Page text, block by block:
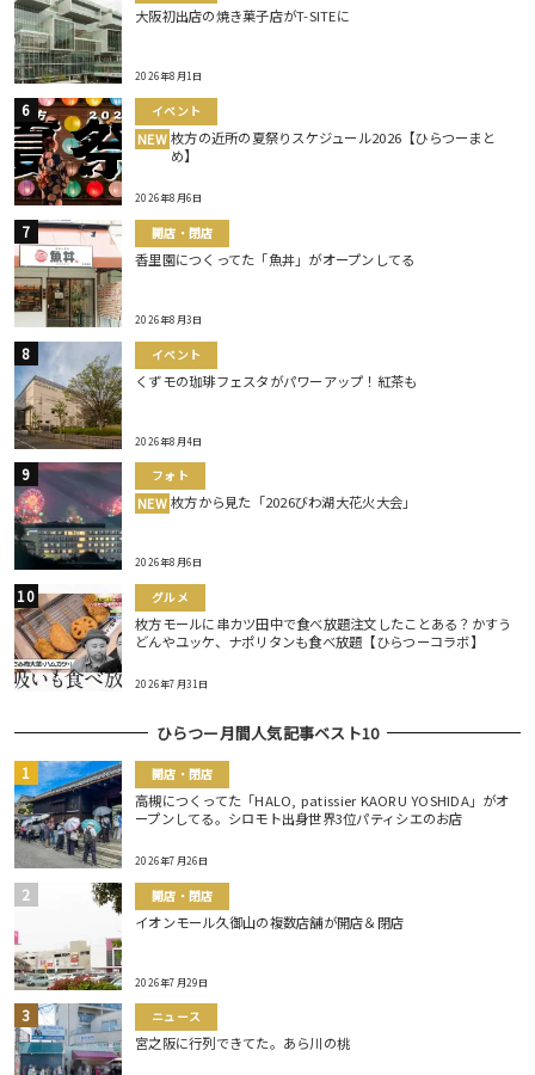
大阪初出店の焼き菓子店がT-SITEに
2026年8月1日
イベント
NEW 枚方の近所の夏祭りスケジュール2026【ひらつーまと
め】
2026年8月6日
開店・閉店
香里園につくってた「魚丼」がオープンしてる
2026年8月3日
イベント
くずモの珈琲フェスタがパワーアップ！紅茶も
2026年8月4日
フォト
NEW 枚方から見た「2026びわ湖大花火大会」
2026年8月6日
グルメ
枚方モールに串カツ田中で食べ放題注文したことある？かすう
どんやユッケ、ナポリタンも食べ放題【ひらつーコラボ】
2026年7月31日
ひらつー月間人気記事ベスト10
開店・閉店
高槻につくってた「HALO, patissier KAORU YOSHIDA」がオ
ープンしてる。シロモト出身世界3位パティシエのお店
2026年7月26日
開店・閉店
イオンモール久御山の複数店舗が開店＆閉店
2026年7月29日
ニュース
宮之阪に行列できてた。あら川の桃